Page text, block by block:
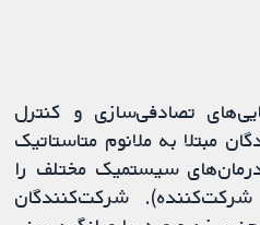
کارآزمایی‌های تصادفی‌سازی و کنترل‌
مبتلا به ملانوم متاستاتیک
سیستمیک مختلف را
مقایسه کردند (28,561 شرکت‌کننده). شرکت‌کنندگان